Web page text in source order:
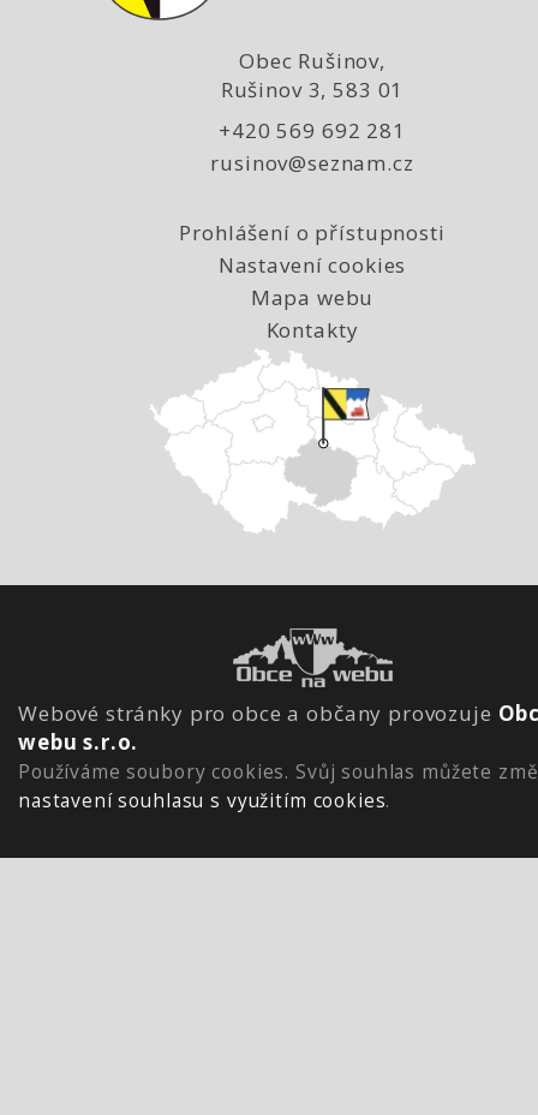
Obec Rušinov,
Rušinov 3, 583 01
+420 569 692 281
rusinov@seznam.cz
Prohlášení o přístupnosti
Nastavení cookies
Mapa webu
Kontakty
Webové stránky pro obce a občany provozuje
webu s.r.o.
Používáme soubory cookies. Svůj souhlas můžete
nastavení souhlasu s využitím cookies.